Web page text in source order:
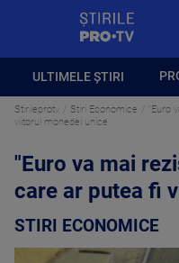
ULTIMELE ȘTIRI
Stirileprotv Stiri Economice
"Euro
viitorul monedei unice
"Euro va mai
care ar putea fi
STIRI ECONOMICE